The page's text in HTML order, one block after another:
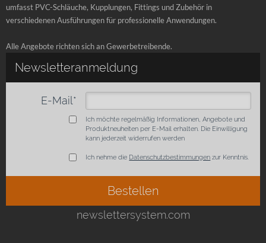
umfasst PVC-Schläuche, Kupplungen, Fittings und Zubehör in
verschiedenen Ausführungen für professionelle Anwendungen.
Alle Angebote richten sich an Gewerbetreibende.